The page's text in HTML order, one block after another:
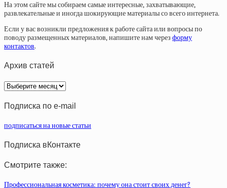
На этом сайте мы собираем самые интересные, захватывающие,
развлекательные и иногда шокирующие материалы со всего интернета.
Если у вас возникли предложения к работе сайта или вопросы по
поводу размещенных материалов, напишите нам через форму
контактов.
Архив статей
Архив
статей
Подписка по e-mail
подписаться на новые статьи
Подписка вКонтакте
Смотрите также:
Профессиональная косметика: почему она стоит своих денег?